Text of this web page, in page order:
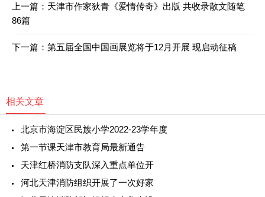
上一篇： 天津市作家狄青《爱情传奇》出版 共收录散文随笔
86篇
下一篇： 第五届全国中国画展览将于12月开展 现启动征稿
相关文章
北京市海淀区民族小学2022-23学年度
第一节课天津市教育局最新通告
天津红桥消防支队深入重点单位开
河北天津消防组织开展了一次好家